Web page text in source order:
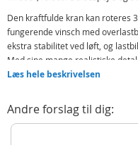
Den kraftfulde kran kan roteres
fungerende vinsch med
ekstra stabilitet ved løft, og
Med sine mange realistiske
kranlastbil et perfekt valg for
Indeholder:
Bruder MAN TGS Kranlastbil
Læs hele beskrivelsen
Andre forslag til dig: